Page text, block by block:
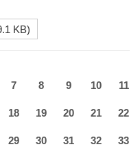
KB)
7 8 9 10 11
18 19 20 21 22
29 30 31 32 33